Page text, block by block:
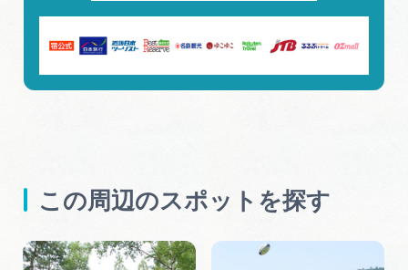
この周辺のスポットを探す